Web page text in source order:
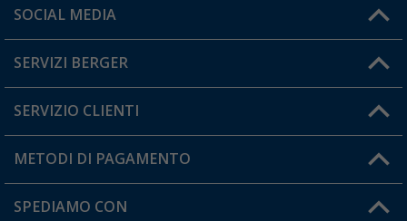
Orari di apertura del servizio:
Hai una domanda?
SOCIAL MEDIA
SERVIZI BERGER
Diventare rivenditori
Il mio Account
SERVIZIO CLIENTI
Informazioni sulla spedizione
Resi
METODI DI PAGAMENTO
SPEDIAMO CON